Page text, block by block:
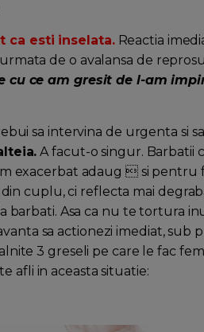
ca esti inselata.Reactia
de o avalansa de
cu ce am gresit de l-am
sa intervina de urgenta si
A facut-o singur. Barbatii
exacerbat adaug  si pentru
cuplu, ci reflecta mai
barbati. Asa ca nu te tortura
sa actionezi imediat, sub
3 greseli pe care le fac
afli in aceasta situatie: